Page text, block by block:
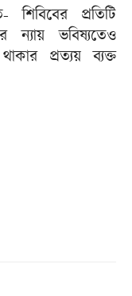
শিবিবের প্রতিটি
ন্যায় ভবিষ্যতেও
প্রত্যয় ব্যক্ত